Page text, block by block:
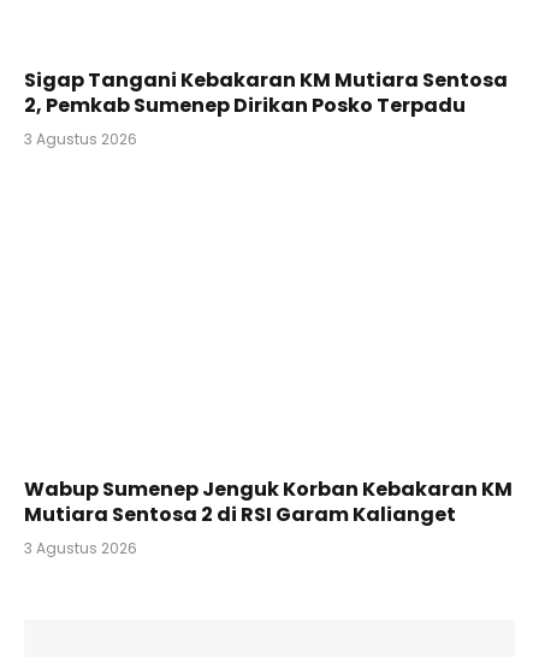
Sigap Tangani Kebakaran KM Mutiara Sentosa
2, Pemkab Sumenep Dirikan Posko Terpadu
3 Agustus 2026
Wabup Sumenep Jenguk Korban Kebakaran KM
Mutiara Sentosa 2 di RSI Garam Kalianget
3 Agustus 2026